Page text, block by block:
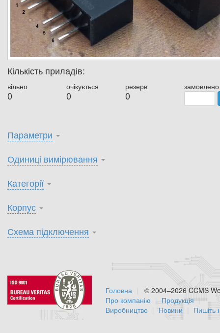
Кількість приладів:
вільно
0
очікується
0
резерв
0
замовлено
Параметри
Одиниці вимірювання
Категорії
Корпус
Схема підключення
© 2004–2026 CCMS
Головна
Про компанію
Продукція
Виробництво
Новини Пишіть